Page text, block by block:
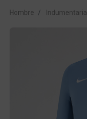
Hombre Indumentaria